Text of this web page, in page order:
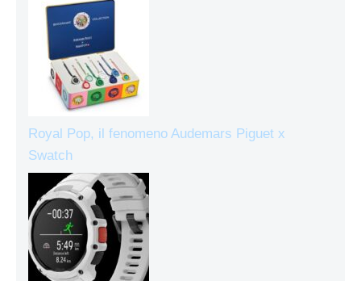
Royal Pop, il fenomeno Audemars Piguet x
Swatch